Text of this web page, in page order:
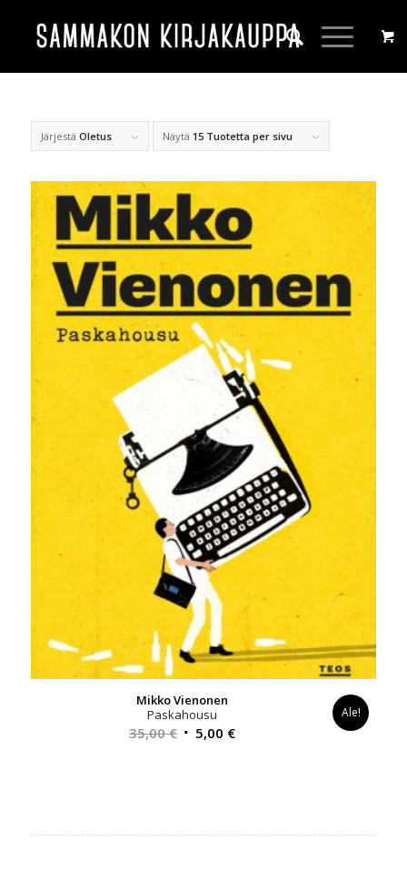
Järjestä Oletus Näytä 15 Tuotetta per sivu
Mikko Vienonen
Paskahousu
35,00€ Alkuperäinen
5,00 €Nykyinen
Ale!